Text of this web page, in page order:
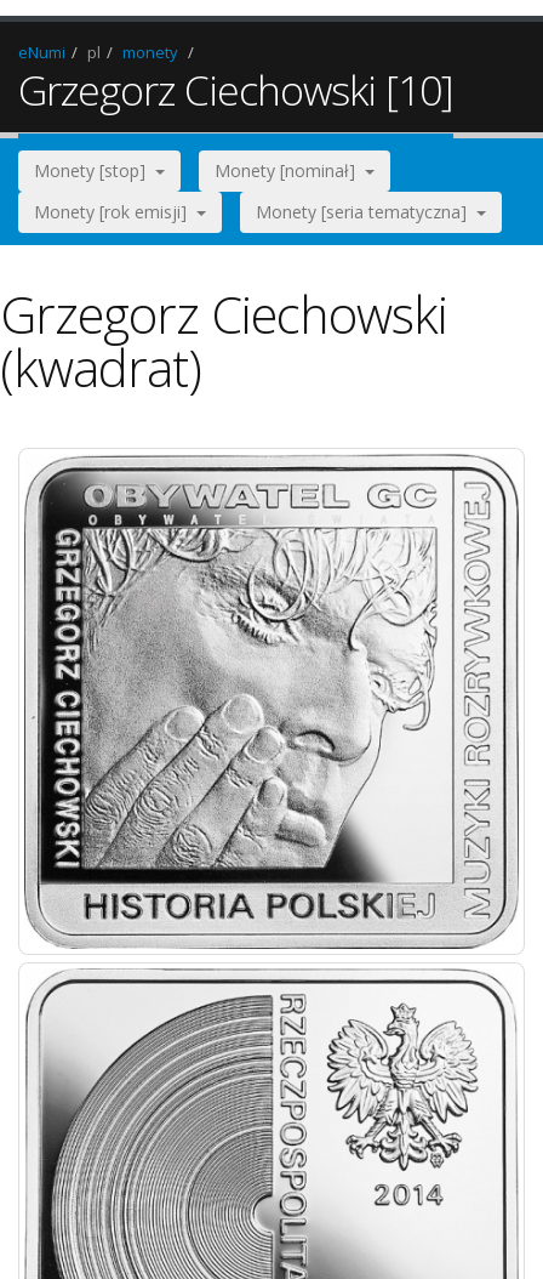
eNumi pl monety
Grzegorz Ciechowski [10]
Monety [stop]
Monety [nominał]
Monety [rok emisji]
Monety [seria tematyczna]
Grzegorz Ciechowski
(kwadrat)